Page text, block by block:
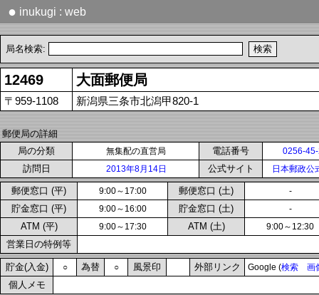
● inukugi : web
局名検索:
12469 大面郵便局
〒959-1108 新潟県三条市北潟甲820-1
郵便局の詳細
局の分類
無集配の直営局 電話番号 0256-
訪問日 2013年8月14日 公式サイト 日本郵政公
郵便窓口 (平) 9:00～17:00 郵便窓口 (土) -
貯金窓口 (平) 9:00～16:00 貯金窓口 (土) -
ATM (平) 9:00～17:30 ATM (土) 9:00～12:30
営業日の特例等
貯金(入金) ○ 為替 ○ 風景印 外部リンク Google (検索 画
個人メモ